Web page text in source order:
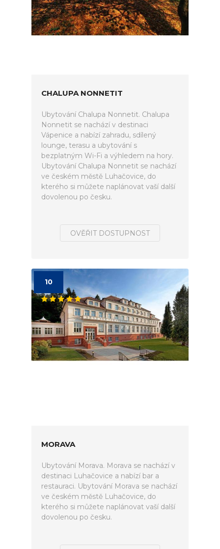
CHALUPA NONNETIT
Ubytování Chalupa Nonnetit. Chalupa
Nonnetit se nachází v destinaci
Vápenice a nabízí zahradu, sdílený
lounge, terasu a ubytování s
bezplatným Wi-Fi a výhledem na hory.
Ubytování Chalupa Nonnetit se nachází
ve českém městě Luhačovice, do
kterého si můžete naplánovat vaší další
dovolenou po česku.
OVĚŘIT DOSTUPNOST
10
MORAVA
Ubytování Morava. Morava se nachází v
destinaci Luhačovice a nabízí bar a
restauraci. Ubytování Morava se nachází
ve českém městě Luhačovice, do
kterého si můžete naplánovat vaší další
dovolenou po česku.